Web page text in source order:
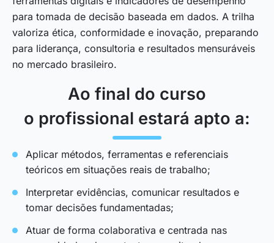
para tomada de decisão baseada em dados. A trilha
valoriza ética, conformidade e inovação, preparando
para liderança, consultoria e resultados mensuráveis
no mercado brasileiro.
Ao final do curso
o profissional estará apto a:
Aplicar métodos, ferramentas e referenciais
teóricos em situações reais de trabalho;
Interpretar evidências, comunicar resultados e
tomar decisões fundamentadas;
Atuar de forma colaborativa e centrada nas